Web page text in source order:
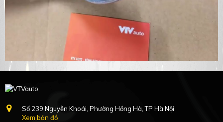
Số 239 Nguyễn Khoái, Phường Hồng Hà, TP Hà Nội
Xem bản đồ